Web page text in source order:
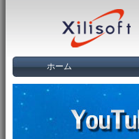
ホーム